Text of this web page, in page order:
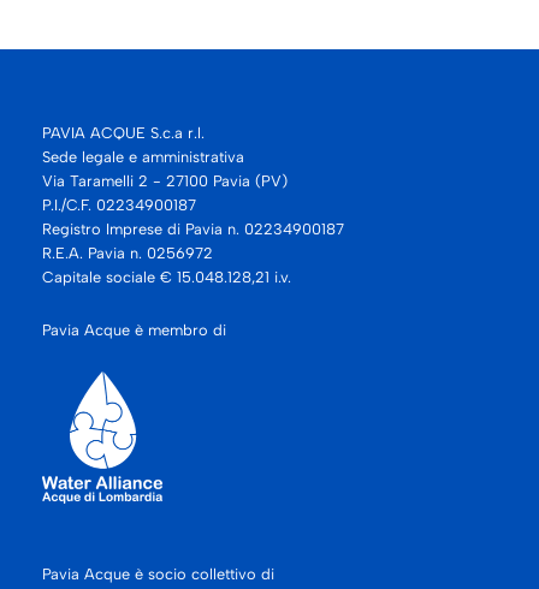
PAVIA ACQUE S.c.a r.l.
Sede legale e amministrativa
Via Taramelli 2 - 27100 Pavia (PV)
P.I./C.F. 02234900187
Registro Imprese di Pavia n. 02234900187
R.E.A. Pavia n. 0256972
Capitale sociale € 15.048.128,21 i.v.
Pavia Acque è membro di
Pavia Acque è socio collettivo di